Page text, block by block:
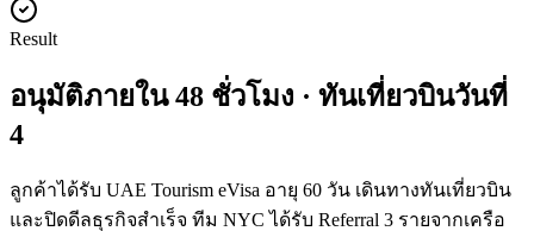
Result
อนุมัติภายใน 48 ชั่วโมง · ทันเที่ยวบินวันที่
4
ลูกค้าได้รับ UAE Tourism eVisa อายุ 60 วัน เดินทางทันเที่ยวบิน
และปิดดีลธุรกิจสำเร็จ ทีม NYC ได้รับ Referral 3 รายจากเครือ